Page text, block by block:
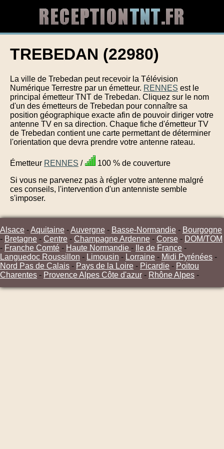
TREBEDAN (22980)
La ville de Trebedan peut recevoir la Télévision
Numérique Terrestre par un émetteur. RENNES est le
principal émetteur TNT de Trebedan. Cliquez sur le nom
d'un des émetteurs de Trebedan pour connaître sa
position géographique exacte afin de pouvoir diriger votre
antenne TV en sa direction. Chaque fiche d'émetteur TV
de Trebedan contient une carte permettant de déterminer
l'orientation que devra prendre votre antenne rateau.
Émetteur RENNES /
100 % de couverture
Si vous ne parvenez pas à régler votre antenne malgré
ces conseils, l'intervention d'un antenniste semble
s'imposer.
Alsace -Aquitaine -Auvergne - Basse-Normandie - Bourgogne
- Bretagne - Centre - Champagne Ardenne - Corse - DOM/TOM
- Franche Comté - Haute Normandie - Ile de France -
Languedoc Roussillon - Limousin - Lorraine - Midi Pyrénées -
Nord Pas de Calais - Pays de la Loire - Picardie - Poitou
Charentes - Provence Alpes Côte d'azur - Rhône Alpes -